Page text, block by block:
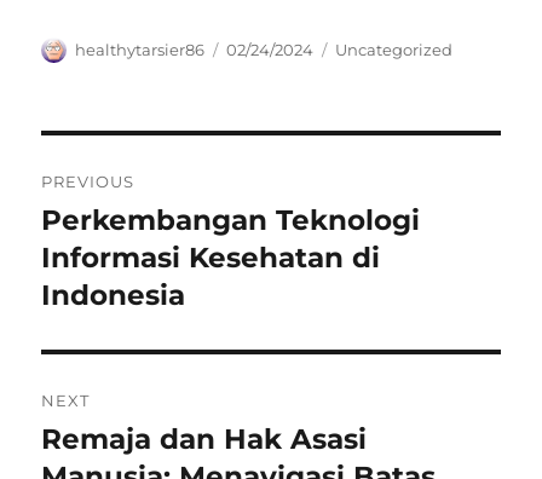
Author
healthytarsier86
Posted
02/24/2024 Categories
Uncategorized
pos
PREVIOUS
Previous
post:
Perkembangan Teknologi
Informasi Kesehatan di
Indonesia
NEXT
Next
post:
Remaja dan Hak Asasi